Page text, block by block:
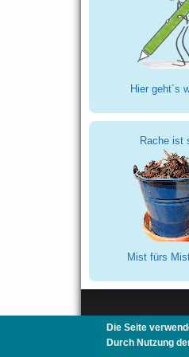
Hier geht´s
Rache ist
Mist fürs
Mitwohnen.org|
Die Seite
Durch Nutzung